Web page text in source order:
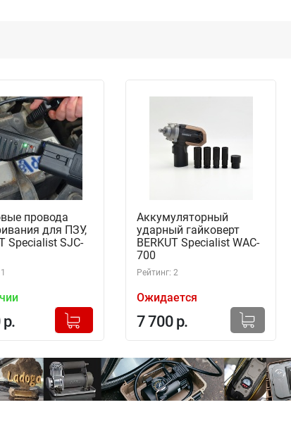
провода
для ПЗУ,
Specialist SJC-
р.
+
Добавлено в корзину
Аккумуляторный
ударный гайковерт
BERKUT Specialist WAC-
700
Рейтинг: 2
Ожидается
7 700 р.